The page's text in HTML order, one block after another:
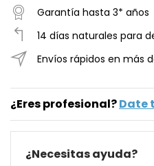
Garantía hasta 3* años
14 días naturales para
Envíos rápidos en más
¿Eres profesional?Date
¿Necesitas ayuda?